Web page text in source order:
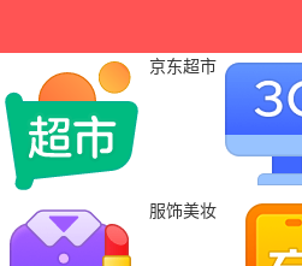
京东超市
服饰美妆